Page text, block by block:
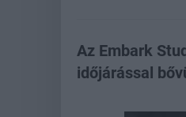
Az Embark
időjárással